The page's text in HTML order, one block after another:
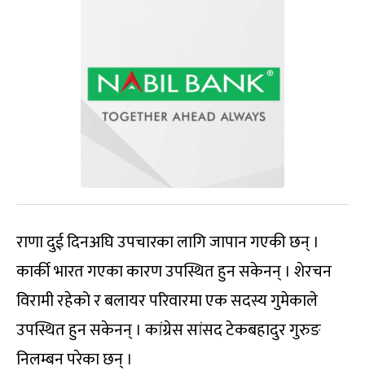
राणा दुई दिनअघि उपचारका लागि जापान गएकी छन् ।
कार्की भारत गएका कारण उपस्थित हुन सकेनन् । शेरचन
विरामी रहेको र बलायर परिवारमा एक सदस्य गुमेकाले
उपस्थित हुन सकेनन् । कांग्रेस सांसद टेकबहादुर गुरुङ
निलम्बन परेका छन् ।